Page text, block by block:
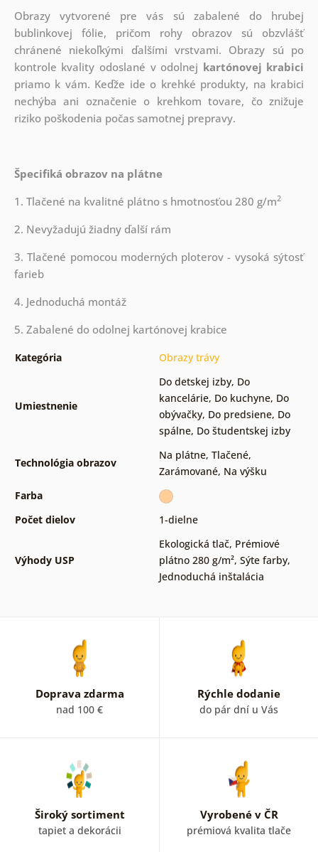
Obrazy vytvorené pre vás sú zabalené do hrubej
bublinkovej fólie, pričom rohy obrazov sú obzvlášť
chránené niekoľkými ďalšími vrstvami. Obrazy sú po
kontrole kvality odoslané v odolnej kartónovej krabici
priamo k vám. Keďže ide o krehké produkty, na krabici
nechýba ani označenie o krehkom tovare, čo znižuje
riziko poškodenia počas samotnej prepravy.
Špecifiká obrazov na plátne
1. Tlačené na kvalitné plátno s hmotnosťou 280 g/m2
2. Nevyžadujú žiadny ďalší rám
3. Tlačené pomocou moderných ploterov - vysoká sýtosť
farieb
4. Jednoduchá montáž
5. Zabalené do odolnej kartónovej krabice
Kategória Obrazy trávy
Umiestnenie
Do detskej izby, Do
kancelárie, Do kuchyne, Do
obývačky, Do predsiene, Do
spálne, Do študentskej izby
Technológia obrazov
Na plátne, Tlačené,
Zarámované, Na výšku
Farba
Počet dielov
1-dielne
Výhody USP
Ekologická tlač, Prémiové
plátno 280 g/m², Sýte farby,
Jednoduchá inštalácia
Doprava zdarma
nad 100 €
Rýchle dodanie
do pár dní u Vás
Široký sortiment
tapiet a dekorácii
Vyrobené v ČR
prémiová kvalita tlače